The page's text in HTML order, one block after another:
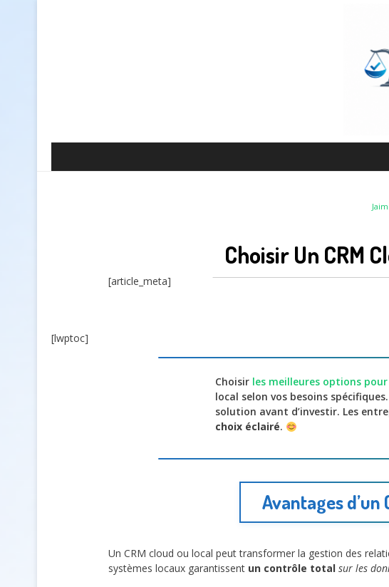
Choisir Un CRM
[article_meta]
[lwptoc]
Choisir les meilleures options
local selon vos besoins spécifiques.
solution avant d’investir. Les
choix éclairé.
Avantages
Un CRM cloud ou local peut transformer la gestion des
systèmes locaux garantissent un contrôle total sur les